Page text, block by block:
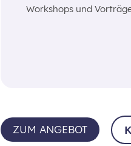
Workshops und
ZUM ANGEBOT